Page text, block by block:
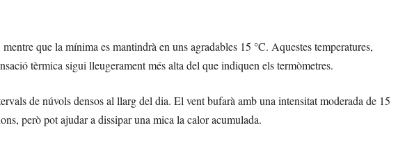
que la mínima es mantindrà en uns agradables 15 °C. Aquestes temperatures,
tèrmica sigui lleugerament més alta del que indiquen els termòmetres.
de núvols densos al llarg del dia. El vent bufarà amb una intensitat moderada de 15
però pot ajudar a dissipar una mica la calor acumulada.